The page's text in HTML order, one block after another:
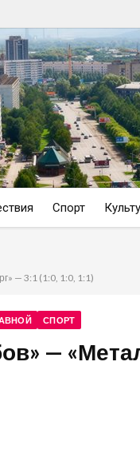
Спорт
— 3:1 (1:0, 1:0, 1:1)
СПОРТ
—